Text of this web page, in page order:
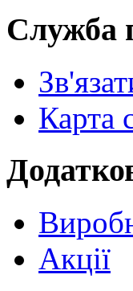
Служба
Карта
Акції